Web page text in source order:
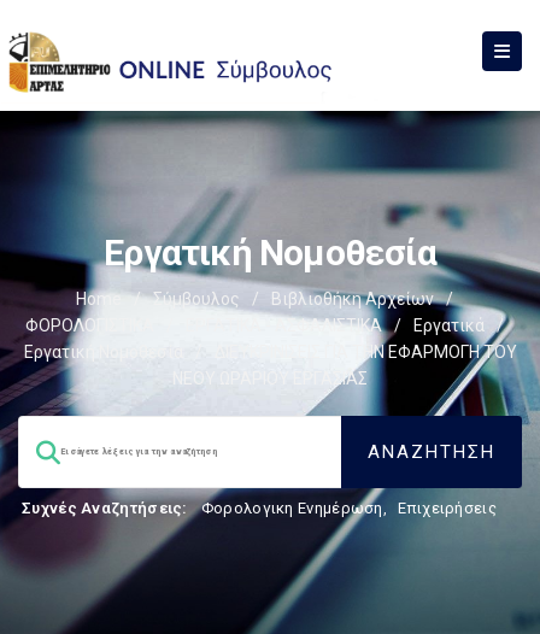
Εργατική Νομοθεσία
Home / Σύμβουλος / Βιβλιοθήκη Αρχείων
/
ΦΟΡΟΛΟΓΙΣΤΙΚΑ
ΕΡΓΑΤΙΚΑ - ΑΣΦΑΛΙΣΤΙΚΑ / Εργατικά
/
Εργατική Νομοθεσία
ΔΙΕΥΚΡΙΝΙΣΕΙΣ ΓΙΑ ΤΗΝ ΕΦΑΡΜΟΓΗ ΤΟΥ
ΝΕΟΥ ΩΡΑΡΙΟΥ ΕΡΓΑΣΙΑΣ
Συχνές Αναζητήσεις: Φορολογικη Ενημέρωση, Επιχειρήσεις